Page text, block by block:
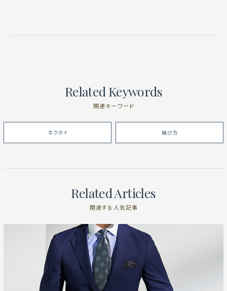
Related Keywords
関連キーワード
ネクタイ 結び方
Related Articles
関連する人気記事